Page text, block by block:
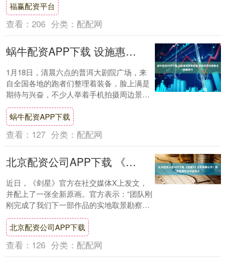
面从....
福赢配资平台
查看： 206 分类： 配配网
蜗牛配资APP下载 设施惠民赛事聚能 茶城思茅体旅融合向新而行
1月18日，清晨六点的普洱大剧院广场，来
自全国各地的跑者们整理着装备，脸上满是
期待与兴奋，不少人举着手机拍摄周边景
致，将茶城清晨的静谧与活力定格。 “早就
听说普....
蜗牛配资APP下载
查看： 127 分类： 配配网
北京配资公司APP下载 《剑星2》全新原画公开！取景地疑似为中国重庆
近日，《剑星》官方在社交媒体X上发文，
并配上了一张全新原画。官方表示：“团队刚
刚完成了我们下一部作品的实地取景勘察，
这是机密。”可以看出，图中是一座破败不堪
的城....
北京配资公司APP下载
查看： 126 分类： 配配网